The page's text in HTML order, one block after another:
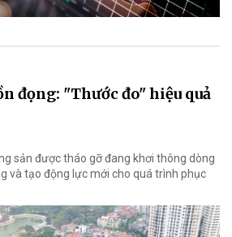
đọng: "Thước đo" hiệu quả
sản được tháo gỡ đang khơi thông dòng
và tạo động lực mới cho quá trình phục